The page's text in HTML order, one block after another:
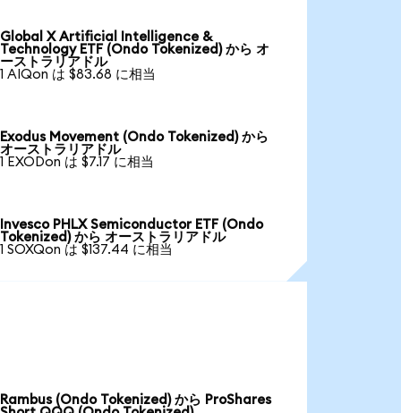
Global X Artificial Intelligence &
Technology ETF (Ondo Tokenized) から オ
ーストラリアドル
1 AIQon は $83.68 に相当
Exodus Movement (Ondo Tokenized) から
オーストラリアドル
1 EXODon は $7.17 に相当
Invesco PHLX Semiconductor ETF (Ondo
Tokenized) から オーストラリアドル
1 SOXQon は $137.44 に相当
Rambus (Ondo Tokenized) から ProShares